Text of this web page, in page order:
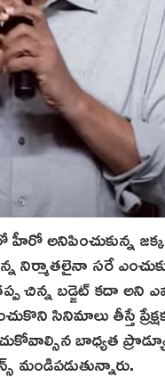
హీరో అనిపించుకున్న
నిర్మాతలైనా సరే
చిన్న బడ్జెట్ కదా
తీస్తే
బాధ్యత
మండిపడుతున్నారు.